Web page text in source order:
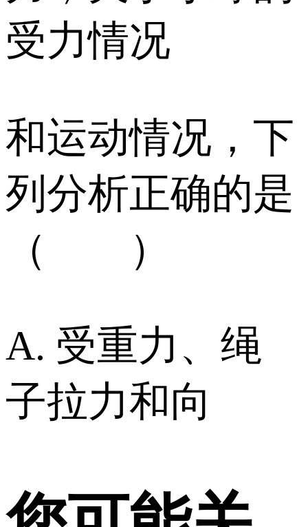
受力情况
和运动情况，下
列分析正确的是
（ ）
A. 受重力、绳
子拉力和向